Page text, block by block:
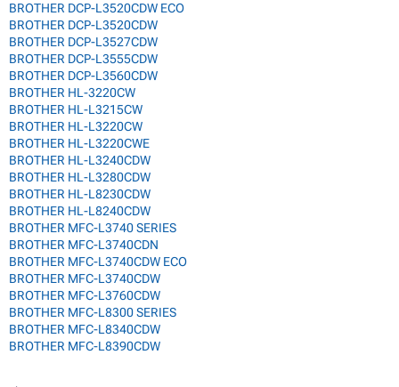
BROTHER DCP-L3520CDW ECO
BROTHER DCP-L3520CDW
BROTHER DCP-L3527CDW
BROTHER DCP-L3555CDW
BROTHER DCP-L3560CDW
BROTHER HL-3220CW
BROTHER HL-L3215CW
BROTHER HL-L3220CW
BROTHER HL-L3220CWE
BROTHER HL-L3240CDW
BROTHER HL-L3280CDW
BROTHER HL-L8230CDW
BROTHER HL-L8240CDW
BROTHER MFC-L3740 SERIES
BROTHER MFC-L3740CDN
BROTHER MFC-L3740CDW ECO
BROTHER MFC-L3740CDW
BROTHER MFC-L3760CDW
BROTHER MFC-L8300 SERIES
BROTHER MFC-L8340CDW
BROTHER MFC-L8390CDW